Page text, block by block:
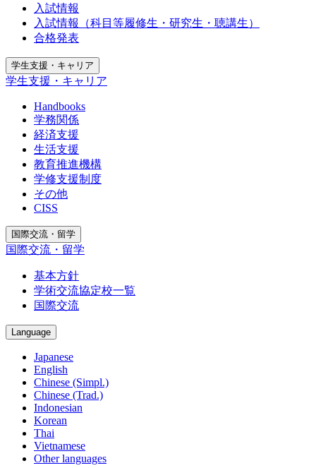
入試情報
入試情報（科目等履修生・研究生・聴講生）
合格発表
学生支援・キャリア
学生支援・キャリア
Handbooks
学務関係
経済支援
生活支援
教育推進機構
学修支援制度
その他
CISS
国際交流・留学
国際交流・留学
基本方針
学術交流協定校一覧
国際交流
Language
Japanese
English
Chinese (Simpl.)
Chinese (Trad.)
Indonesian
Korean
Thai
Vietnamese
Other languages